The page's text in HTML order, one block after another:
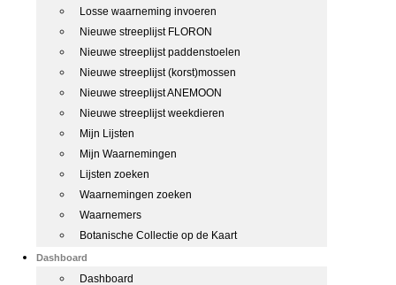
Losse waarneming invoeren
Nieuwe streeplijst FLORON
Nieuwe streeplijst paddenstoelen
Nieuwe streeplijst (korst)mossen
Nieuwe streeplijst ANEMOON
Nieuwe streeplijst weekdieren
Mijn Lijsten
Mijn Waarnemingen
Lijsten zoeken
Waarnemingen zoeken
Waarnemers
Botanische Collectie op de Kaart
Dashboard
Dashboard